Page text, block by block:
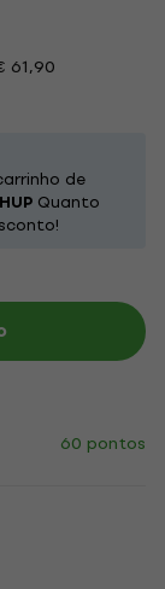
61,90
de
Quanto
60 pontos